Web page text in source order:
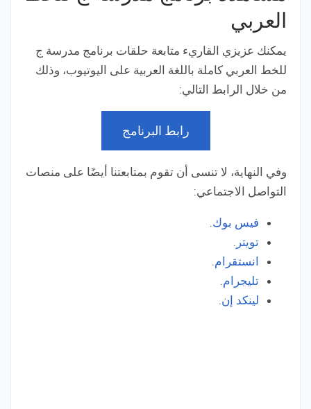
العربي
يمكنك عزيزي القاريء متابعة حلقات برنامج مدرسة ج
للخط العربي كاملة باللغة العربية على اليوتيوب، وذلك
من خلال الرابط التالي:
رابط البرنامج
وفي النهاية، لا تنسى أن تقوم بمتابعتنا أيضًا على منصات
التواصل الاجتماعي:
فيس بوك.
تويتر .
انستقرام.
تليجرام.
لينكد إن.